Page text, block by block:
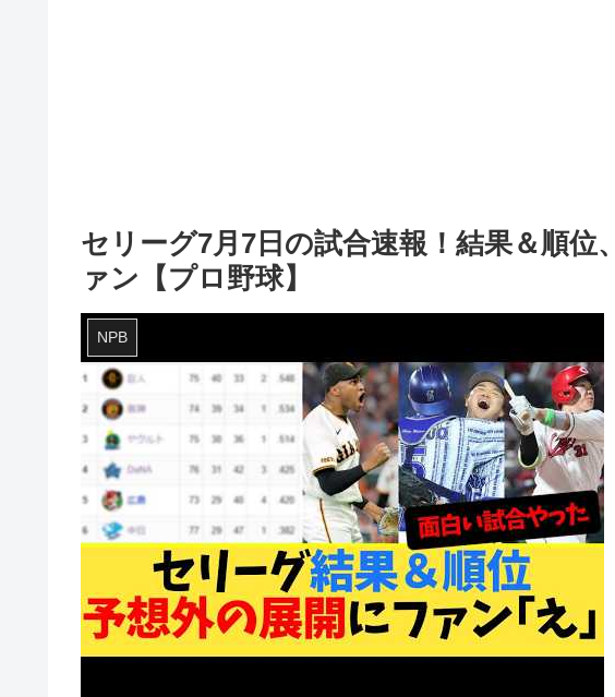
セリーグ7月7日の試合速報！結果＆順位
ァン【プロ野球】
NPB